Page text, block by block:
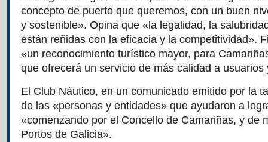
concepto de puerto que queremos, con un buen
y sostenible». Opina que «la legalidad, la
están reñidas con la eficacia y la competitividad».
«un reconocimiento turístico mayor, para
que ofrecerá un servicio de más calidad a usuarios
El Club Náutico, en un comunicado emitido por la
de las «personas y entidades» que ayudaron a
«comenzando por el Concello de Camariñas, y de
Portos de Galicia».